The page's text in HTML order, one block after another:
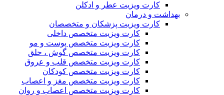
کارت ویزیت عطر و ادکلن
بهداشت و درمان
کارت ویزیت پزشکان و متخصصان
کارت ویزیت متخصص داخلی
کارت ویزیت متخصص پوست و مو
کارت ویزیت متخصص گوش ، حلق
کارت ویزیت متخصص قلب و عروق
کارت ویزیت متخصص کودکان
کارت ویزیت متخصص مغز و اعصاب
کارت ویزیت متخصص اعصاب و روان